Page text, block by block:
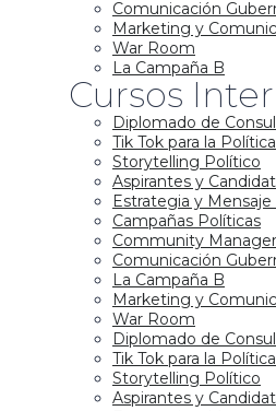
Comunicación
Marketing y
War Room
La Campaña B
Cursos
Diplomado de
Tik Tok para la Política
Storytelling Político
Aspirantes y
Estrategia y
Campañas Políticas
Community
Comunicación
La Campaña B
Marketing y
War Room
Diplomado de
Tik Tok para la Política
Storytelling Político
Aspirantes y